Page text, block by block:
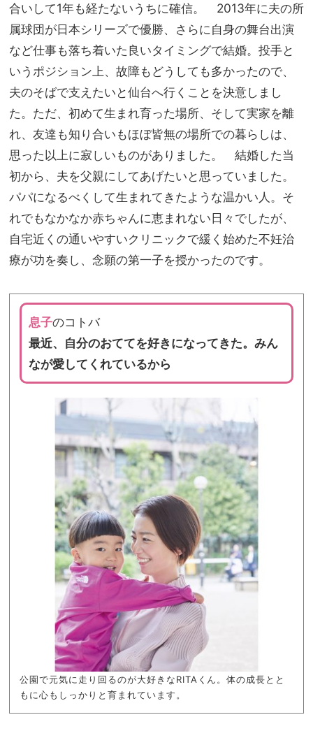
合いして1年も経たないうちに確信。 2013年に夫の所
属球団が日本シリーズで優勝、さらに自身の舞台出演
など仕事も落ち着いた良いタイミングで結婚。投手と
いうポジション上、故障もどうしても多かったので、
夫のそばで支えたいと仙台へ行くことを決意しまし
た。ただ、初めて生まれ育った場所、そして実家を離
れ、友達も知り合いもほぼ皆無の場所での暮らしは、
思った以上に寂しいものがありました。 結婚した当
初から、夫を父親にしてあげたいと思っていました。
パパになるべくして生まれてきたような温かい人。そ
れでもなかなか赤ちゃんに恵まれない日々でしたが、
自宅近くの通いやすいクリニックで緩く始めた不妊治
療が功を奏し、念願の第一子を授かったのです。
息子のコトバ
最近、自分のおててを好きになってきた。みん
なが愛してくれているから
公園で元気に走り回るのが大好きなRITAくん。体の成長とと
もに心もしっかりと育まれています。